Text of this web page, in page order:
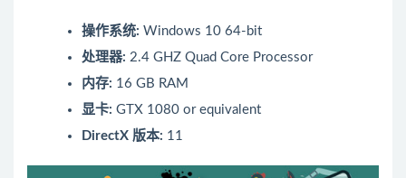
操作系统: Windows 10 64-bit
处理器: 2.4 GHZ Quad Core Processor
内存: 16 GB RAM
显卡: GTX 1080 or equivalent
DirectX 版本: 11